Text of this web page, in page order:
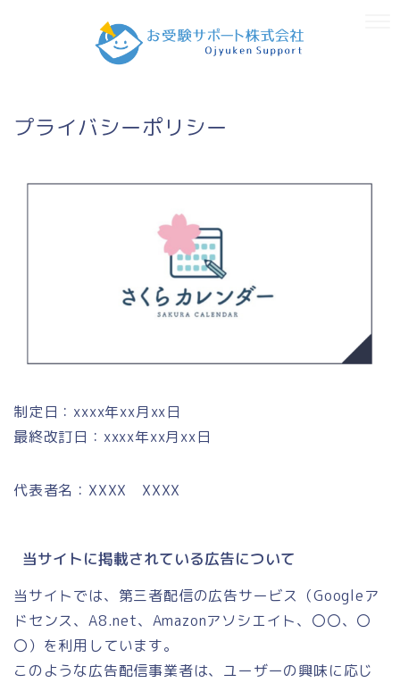
プライバシーポリシー
制定日：xxxx年xx月xx日
最終改訂日：xxxx年xx月xx日
代表者名：XXXX XXXX
当サイトに掲載されている広告について
当サイトでは、第三者配信の広告サービス（Googleア
ドセンス、A8.net、Amazonアソシエイト、〇〇、〇
〇）を利用しています。
このような広告配信事業者は、ユーザーの興味に応じ